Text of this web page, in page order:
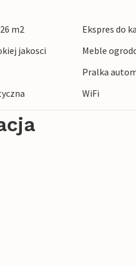
kąpieli i
przepływające
rowery i wybrać się na
miasteczka
muzea, zajęcia
m2 Ekspres do
jakosci
Meble
Pralka
WiFi